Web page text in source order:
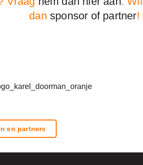
dan sponsor of partner!
en partners